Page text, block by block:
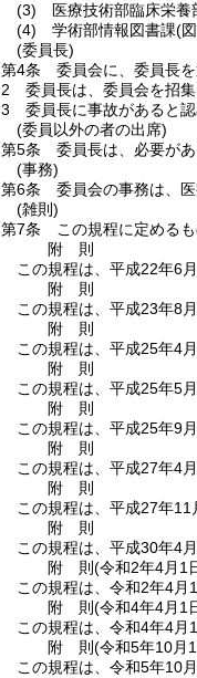
(3)
医療技術部臨床栄養
(4)
学術部情報図書課(
(委員長)
第4条
委員会に、委員長
2
委員長は、委員会を招
3
委員長に事故があると
(委員以外の者の出席)
第5条
委員長は、必要が
(事務)
第6条
委員会の事務は、
(雑則)
第7条
この規程に定める
附 則
この規程は、平成22年6
附 則
この規程は、平成23年8
附 則
この規程は、平成25年4
附 則
この規程は、平成25年5
附 則
この規程は、平成25年9
附 則
この規程は、平成27年4
附 則
この規程は、平成27年11
附 則
この規程は、平成30年4
附 則(令和2年4月1
この規程は、令和2年4月
附 則(令和4年4月1
この規程は、令和4年4月
附 則(令和5年10月
この規程は、令和5年10